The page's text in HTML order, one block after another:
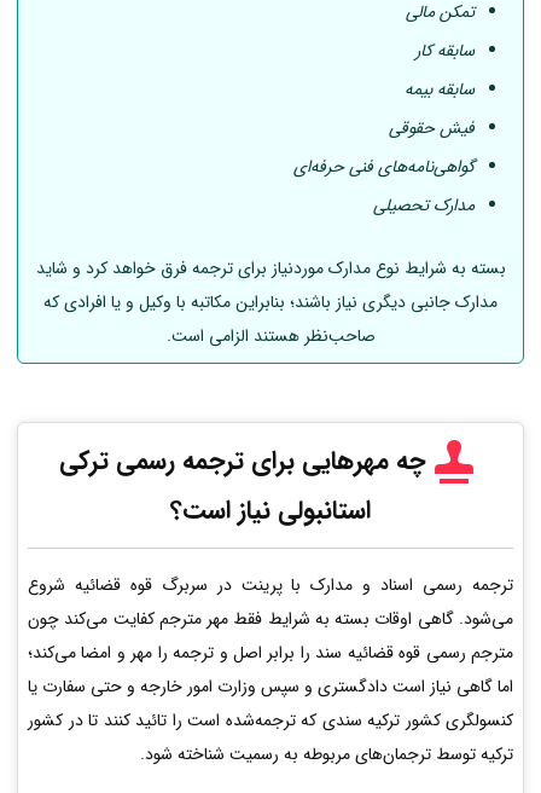
تمکن مالی
سابقه کار
سابقه بیمه
فیش حقوقی
گواهی‌نامه‌های فنی حرفه‌ای
مدارک تحصیلی
بسته به شرایط نوع مدارک موردنیاز برای ترجمه فرق خواهد کرد و شاید
مدارک جانبی دیگری نیاز باشند؛ بنابراین مکاتبه با وکیل و یا افرادی که
صاحب‌نظر هستند الزامی است.
چه مهرهایی برای ترجمه رسمی ترکی
استانبولی نیاز است؟
ترجمه رسمی اسناد و مدارک با پرینت در سربرگ قوه قضائیه شروع
می‌شود. گاهی اوقات بسته به شرایط فقط مهر مترجم کفایت می‌کند چون
مترجم رسمی قوه قضائیه سند را برابر اصل و ترجمه را مهر و امضا می‌کند؛
اما گاهی نیاز است دادگستری و سپس وزارت امور خارجه و حتی سفارت یا
کنسولگری کشور ترکیه سندی که ترجمه‌شده است را تائید کنند تا در کشور
ترکیه توسط ترجمان‌های مربوطه به رسمیت شناخته شود.